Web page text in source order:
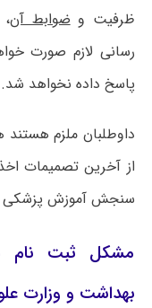
ظرفیت وضوابط آن
رسانی لازم صورت
پاسخ داده نخواهد شد.
داوطلبان ملزم
از آخرین تصمیمات
سنجش آموزش پزشکی
مشکل ثبت نام
بهداشت و وزارت علوم